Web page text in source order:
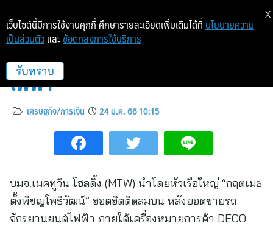
MTW ฮอต!! รับยอดขายมอไซค์
ไฟฟ้า
เศรษฐกิจ/การเงิน 24 ม.ค. 66 10:15
บมจ.เมคทูวิน โฮลดิ้ง (MTW) นำโดยหัวเรือใหญ่ “กฤตเมธ
ตั้งพิชญโพธิวัฒน์” ฮอตฮิตติดลมบน หลังยอดขายรถ
จักรยานยนต์ไฟฟ้า ภายใต้เครื่องหมายการค้า DECO
เว็บไซต์นี้มีการใช้งานคุกกี้ ศึกษารายละเอียดเพิ่มเติมได้ที่ นโยบายความ
เป็นส่วนตัว และ ข้อตกลงการใช้บริการ
รับทราบ
X